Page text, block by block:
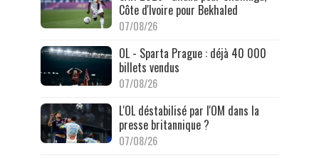
Côte d'Ivoire pour Bekhaled
07/08/26
OL - Sparta Prague : déjà 40 000
billets vendus
07/08/26
L'OL déstabilisé par l'OM dans la
presse britannique ?
07/08/26